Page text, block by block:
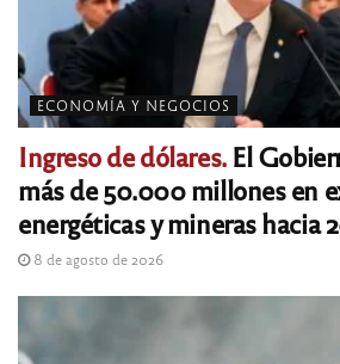
ECONOMÍA Y NEGOCIOS
Ingreso de dólares.El
más de 50.000 millones en
energéticas y mineras hacia
8 de agosto de 2026